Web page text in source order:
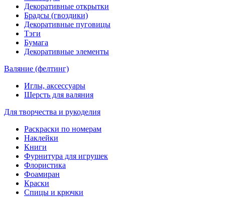
Декоративные открытки
Брадсы (гвоздики)
Декоративные пуговицы
Тэги
Бумага
Декоративные элементы
Валяние (фелтинг)
Иглы, аксессуары
Шерсть для валяния
Для творчества и рукоделия
Раскраски по номерам
Наклейки
Книги
Фурнитура для игрушек
Флористика
Фоамиран
Краски
Спицы и крючки